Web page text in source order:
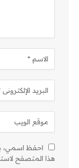
احفظ اسمي،
هذا المتصفح